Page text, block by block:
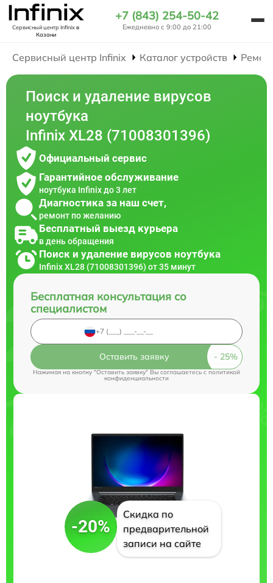
Сервисный центр Infinixв
Казани
+7 (843) 254-50-42
Ежедневно с 9:00 до 21:00
Сервисный центр Infinix Каталог устройств
Поиск и удаление вирусов
ноутбука
Infinix XL28 (71008301396)
Официальный сервис
Гарантийное обслуживание
ноутбука Infinix до 3 лет
Диагностика за наш счет,
ремонт по желанию
Бесплатный выезд курьера
в день обращения
Поиск и удаление вирусов ноутбука
Infinix XL28 (71008301396) от 35 минут
Бесплатная консультация со
специалистом
Оставить заявку
Нажимая на кнопку "Оставить заявку" Вы соглашаетесь cполитикой
конфиденциальности
-20%
Скидка по
предварительной
записи на сайте